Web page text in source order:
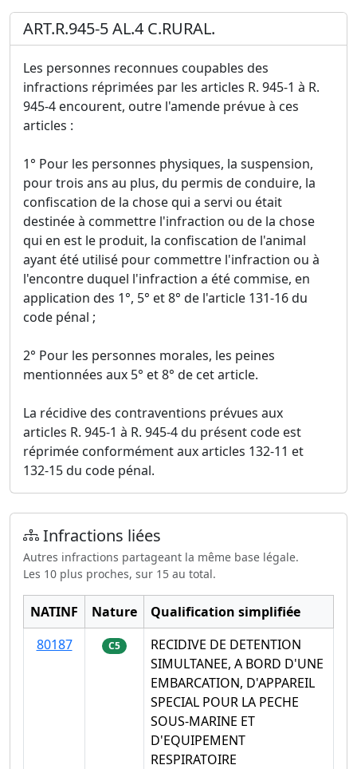
ART.R.945-5 AL.4 C.RURAL.
Les personnes reconnues coupables des
infractions réprimées par les articles R. 945-1 à R.
945-4 encourent, outre l'amende prévue à ces
articles :
1° Pour les personnes physiques, la suspension,
pour trois ans au plus, du permis de conduire, la
confiscation de la chose qui a servi ou était
destinée à commettre l'infraction ou de la chose
qui en est le produit, la confiscation de l'animal
ayant été utilisé pour commettre l'infraction ou à
l'encontre duquel l'infraction a été commise, en
application des 1°, 5° et 8° de l'article 131-16 du
code pénal ;
2° Pour les personnes morales, les peines
mentionnées aux 5° et 8° de cet article.
La récidive des contraventions prévues aux
articles R. 945-1 à R. 945-4 du présent code est
réprimée conformément aux articles 132-11 et
132-15 du code pénal.
Infractions liées
Autres infractions partageant la même base légale.
Les 10 plus proches, sur 15 au total.
NATINF Nature
Qualification simplifiée
80187
C5
RECIDIVE DE DETENTION
SIMULTANEE, A BORD D'UNE
EMBARCATION, D'APPAREIL
SPECIAL POUR LA PECHE
SOUS-MARINE ET
D'EQUIPEMENT
RESPIRATOIRE